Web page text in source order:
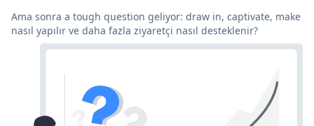
Ama sonra a tough question geliyor: draw in, captivate, make
nasıl yapılır ve daha fazla ziyaretçi nasıl desteklenir?